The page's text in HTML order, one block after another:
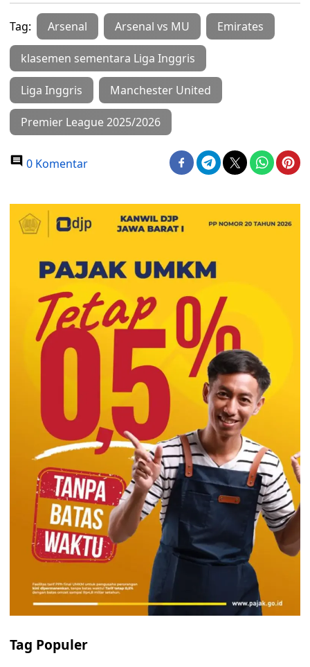
Tag: Arsenal Arsenal vs MU Emirates
klasemen sementara Liga Inggris
Liga Inggris Manchester United
Premier League 2025/2026
0 Komentar
Tag Populer